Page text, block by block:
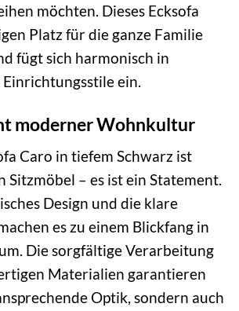
möchten. Dieses Ecksofa
Platz für die ganze Familie
fügt sich harmonisch in
ein.
moderner Wohnkultur
Caro in tiefem Schwarz ist
Sitzmöbel – es ist ein Statement.
Design und die klare
es zu einem Blickfang in
Die sorgfältige Verarbeitung
Materialien garantieren
Optik, sondern auch